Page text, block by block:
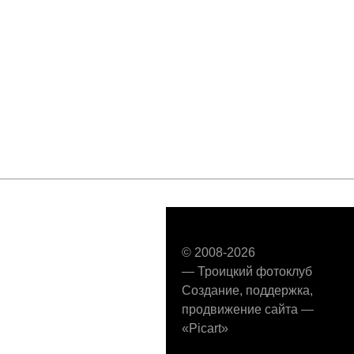
© 2008-2026
— Троицкий фотоклуб
Создание, поддержка,
продвижение сайта —
«Picart»